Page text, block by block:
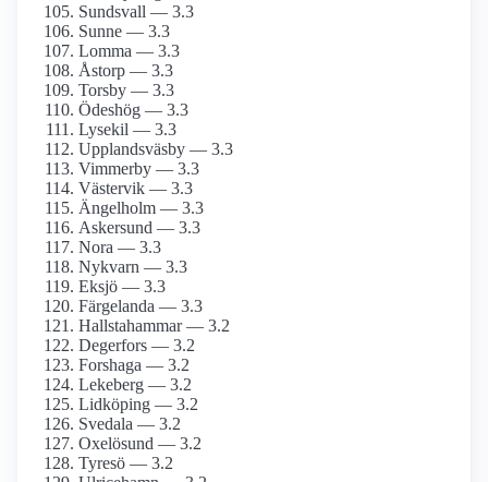
Sundsvall — 3.3
Sunne — 3.3
Lomma — 3.3
Åstorp — 3.3
Torsby — 3.3
Ödeshög — 3.3
Lysekil — 3.3
Upplandsväsby — 3.3
Vimmerby — 3.3
Västervik — 3.3
Ängelholm — 3.3
Askersund — 3.3
Nora — 3.3
Nykvarn — 3.3
Eksjö — 3.3
Färgelanda — 3.3
Hallstahammar — 3.2
Degerfors — 3.2
Forshaga — 3.2
Lekeberg — 3.2
Lidköping — 3.2
Svedala — 3.2
Oxelösund — 3.2
Tyresö — 3.2